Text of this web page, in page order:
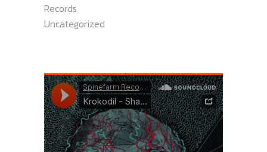
Records,
Uncategorized